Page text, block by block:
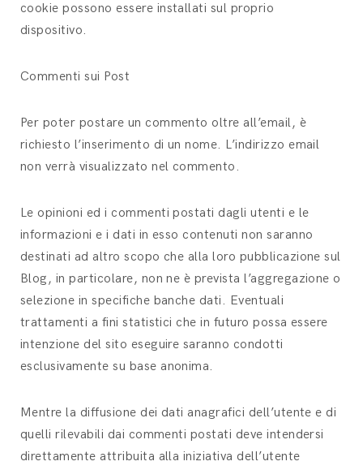
cookie possono essere installati sul proprio
dispositivo.
Commenti sui Post
Per poter postare un commento oltre all’email, è
richiesto l’inserimento di un nome. L’indirizzo email
non verrà visualizzato nel commento.
Le opinioni ed i commenti postati dagli utenti e le
informazioni e i dati in esso contenuti non saranno
destinati ad altro scopo che alla loro pubblicazione sul
Blog, in particolare, non ne è prevista l’aggregazione o
selezione in specifiche banche dati. Eventuali
trattamenti a fini statistici che in futuro possa essere
intenzione del sito eseguire saranno condotti
esclusivamente su base anonima.
Mentre la diffusione dei dati anagrafici dell’utente e di
quelli rilevabili dai commenti postati deve intendersi
direttamente attribuita alla iniziativa dell’utente